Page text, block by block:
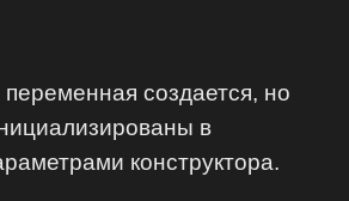
создается, но
в
конструктора.